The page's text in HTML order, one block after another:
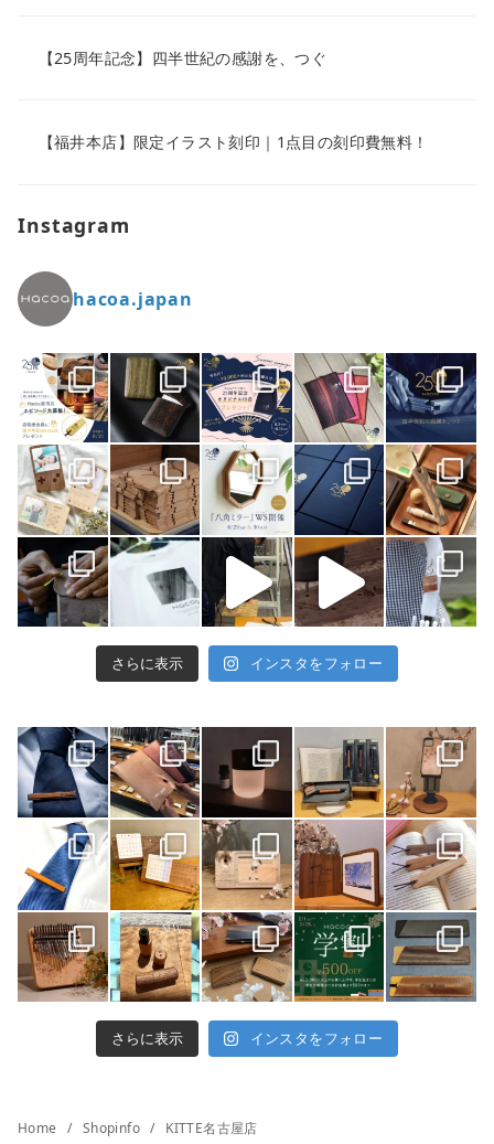
【25周年記念】四半世紀の感謝を、つぐ
【福井本店】限定イラスト刻印｜1点目の刻印費無料！
Instagram
hacoa.japan
さらに表示 インスタをフォロー
さらに表示 インスタをフォロー
Home Shopinfo KITTE名古屋店